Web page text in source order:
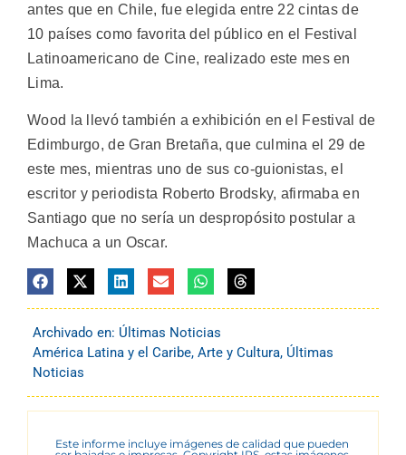
antes que en Chile, fue elegida entre 22 cintas de
10 países como favorita del público en el Festival
Latinoamericano de Cine, realizado este mes en
Lima.
Wood la llevó también a exhibición en el Festival de
Edimburgo, de Gran Bretaña, que culmina el 29 de
este mes, mientras uno de sus co-guionistas, el
escritor y periodista Roberto Brodsky, afirmaba en
Santiago que no sería un despropósito postular a
Machuca a un Oscar.
Archivado en: Últimas Noticias
América Latina y el Caribe, Arte y Cultura, Últimas
Noticias
Este informe incluye imágenes de calidad que pueden